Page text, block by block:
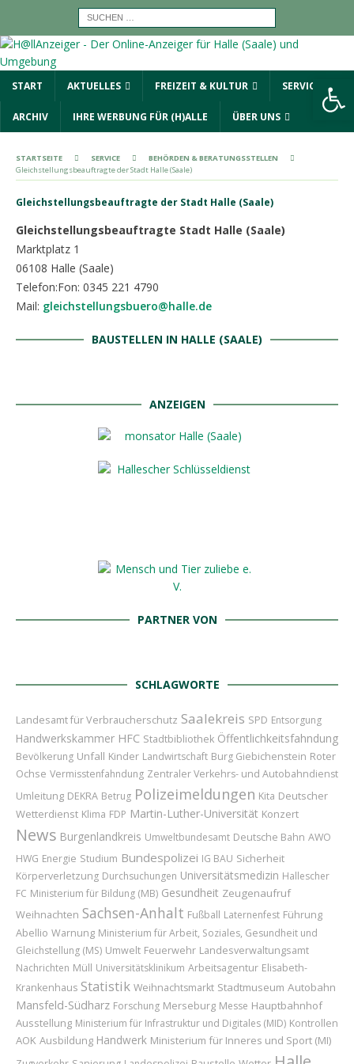
START AKTUELLES FREIZEIT & KULTUR SERVICE
ARCHIV IHRE WERBUNG FÜR (H)ALLE ÜBER UNS
STARTSEITE SERVICE
BEHÖRDEN & BERATUNGSSTELLEN
Gleichstellungsbeauftragte der Stadt Halle (Saale)
Gleichstellungsbeauftragte der Stadt Halle (Saale)
Gleichstellungsbeauftragte Stadt Halle (Saale)
Marktplatz 1
06108 Halle (Saale)
Telefon:Fon: 0345 221 4790
Mail: gleichstellungsbuero@halle.de
BAUSTELLEN IN HALLE (SAALE)
ANZEIGEN
PARTNER VON
SCHLAGWORTE
Landesamt für Verbraucherschutz Saalekreis SPD Entsorgung
Handwerkskammer HFC Stadtbibliothek Öffentlichkeitsfahndung
Bevölkerung Unfall Kinder Landwirtschaft Burg Giebichenstein Roter
Ochse Vermisstenfahndung Zentraler Verkehrs- und Autobahndienst
Umleitung DEKRA Betrug Polizeimeldungen Kita Deutscher
Wetterdienst Klima FDP Martin-Luther-Universität Konzert
News Burgenlandkreis Umweltbundesamt Deutsche Bahn AWO
HWG Energie Studium Bundespolizei IG BAU Sicherheit
Körperverletzung Durchsuchungen Universitätsmedizin Hallescher
FC Ministerium für Bildung (MB) Gesundheit Zeugenaufruf
Weihnachten Sachsen-Anhalt Fußball Laternenfest Führung
Abellio Warnung Ministerium für Arbeit, Soziales, Gesundheit und
Gleichstellung (MS) Umwelt Feuerwehr Landesverwaltungsamt
Nachrichten Müll Universitätsklinikum Arbeitsagentur Elisabeth-
Krankenhaus Statistik Weihnachtsmarkt Stadtmuseum Autobahn
Mansfeld-Südharz Forschung Merseburg Messe Hauptbahnhof
Ausstellung Ministerium für Infrastruktur und Digitales (MID) Kontrollen
AOK Ausbildung Handwerk Ministerium für Inneres und Sport (MI)
Werkzeugleiste öffnen